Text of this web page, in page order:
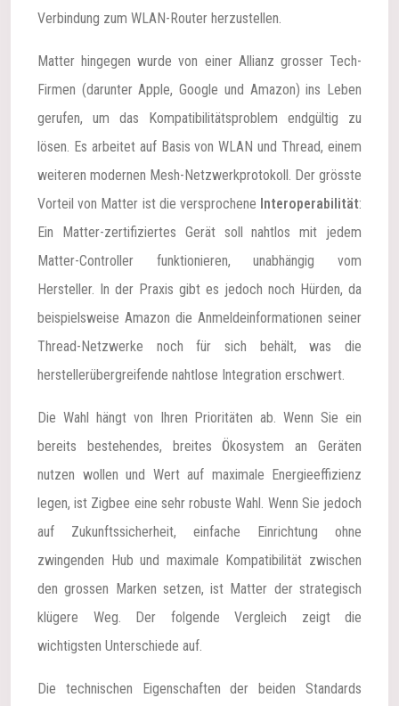
Verbindung zum WLAN-Router herzustellen.
Matter hingegen wurde von einer Allianz grosser Tech-
Firmen (darunter Apple, Google und Amazon) ins Leben
gerufen, um das Kompatibilitätsproblem endgültig zu
lösen. Es arbeitet auf Basis von WLAN und Thread, einem
weiteren modernen Mesh-Netzwerkprotokoll. Der grösste
Vorteil von Matter ist die versprochene Interoperabilität:
Ein Matter-zertifiziertes Gerät soll nahtlos mit jedem
Matter-Controller funktionieren, unabhängig vom
Hersteller. In der Praxis gibt es jedoch noch Hürden, da
beispielsweise Amazon die Anmeldeinformationen seiner
Thread-Netzwerke noch für sich behält, was die
herstellerübergreifende nahtlose Integration erschwert.
Die Wahl hängt von Ihren Prioritäten ab. Wenn Sie ein
bereits bestehendes, breites Ökosystem an Geräten
nutzen wollen und Wert auf maximale Energieeffizienz
legen, ist Zigbee eine sehr robuste Wahl. Wenn Sie jedoch
auf Zukunftssicherheit, einfache Einrichtung ohne
zwingenden Hub und maximale Kompatibilität zwischen
den grossen Marken setzen, ist Matter der strategisch
klügere Weg. Der folgende Vergleich zeigt die
wichtigsten Unterschiede auf.
Die technischen Eigenschaften der beiden Standards